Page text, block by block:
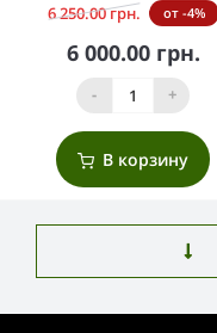
6 250.00 грн. от -4%
6 000.00 грн.
- +
В корзину